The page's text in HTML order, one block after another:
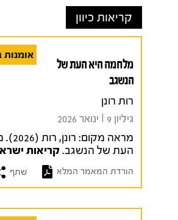
קריאות כיוון
מלחמה היא העת של
הנשגב
רות רונן
גיליון 9 I ינואר 2026
מראה מקום:
העת של הנשגב.קריאות
הורדת המאמר המלא שתף